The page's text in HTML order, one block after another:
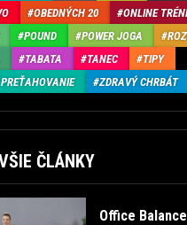
OBEDNÝCH 20
ONLINE
POUND POWER JOGA
TABATA TANEC
TIPY
ZDRAVÝ CHRBÁT
ČLÁNKY
Office